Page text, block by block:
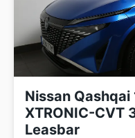
Nissan Qashqai
XTRONIC-CVT
Leasbar